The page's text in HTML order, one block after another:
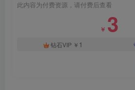
此内容为付费资源，请付费后查看
￥ 3
钻石VIP ￥ 1